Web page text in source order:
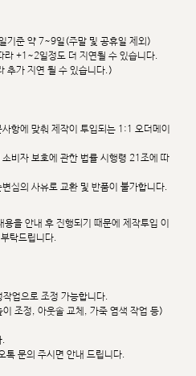
기준 약 7~9일(주말 및 공휴일 제외)
라 +1~2일정도 더 지연될 수 있습니다.
추가 지연 될 수 있습니다.)
항에 맞춰 제작이 투입되는 1:1 오더메이
비자 보호에 관한 법률 시행령 21조에 따
심의 사유로 교환 및 반품이 불가합니다.
을 안내 후 진행되기 때문에 제작투입 이
탁드립니다.
업으로 조정 가능합니다.
조정, 아웃솔 교체, 가죽 염색 작업 등)
.
톡 문의 주시면 안내 드립니다.